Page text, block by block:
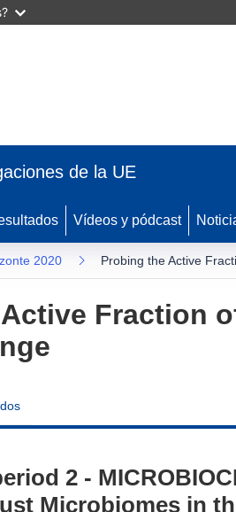
de la UE
Vídeos y pódcast
2020 Probing the Active
Fraction
2 -
Microbiomes in